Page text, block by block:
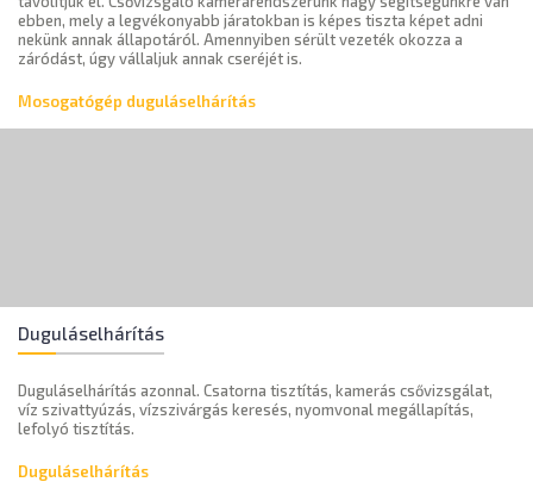
ebben, mely a legvékonyabb járatokban is képes tiszta képet adni
nekünk annak állapotáról. Amennyiben sérült vezeték okozza a
záródást, úgy vállaljuk annak cseréjét is.
Mosogatógép duguláselhárítás
Duguláselhárítás
Duguláselhárítás azonnal. Csatorna tisztítás, kamerás csővizsgálat,
víz szivattyúzás, vízszivárgás keresés, nyomvonal megállapítás,
lefolyó tisztítás.
Duguláselhárítás